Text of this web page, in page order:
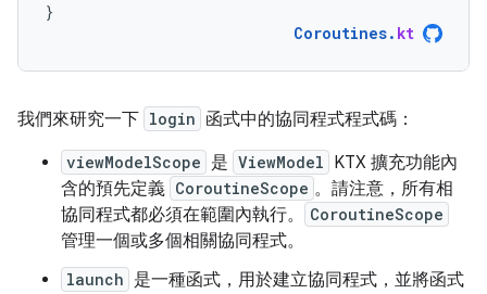
}
Coroutines. kt
我們來研究一下 login 函式中的協同程式程式碼：
viewModelScope 是 ViewModel KTX 擴充功能內
含的預先定義 CoroutineScope 。請注意，所有相
協同程式都必須在範圍內執行。
CoroutineScope
管理一個或多個相關協同程式。
launch 是一種函式，用於建立協同程式，並將函式